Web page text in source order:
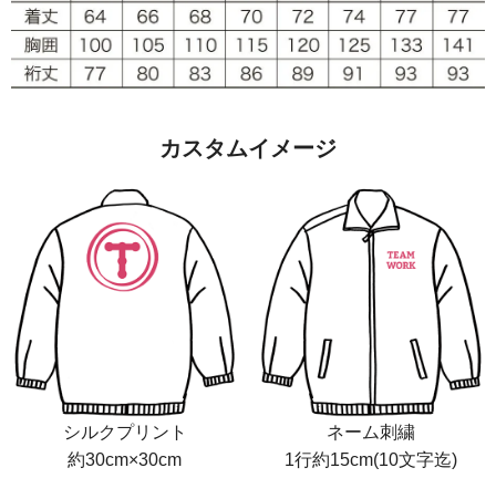
カスタムイメージ
シルクプリント
約30cm×30cm
ネーム刺繍
1行約15cm(10文字迄)